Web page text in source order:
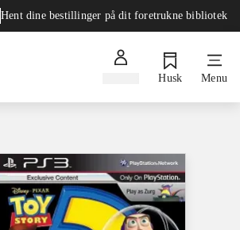
Hent dine bestillinger på dit foretrukne bibliotek
Husk Menu